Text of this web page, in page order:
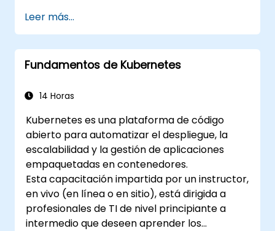
la salud y el rendimiento del clúster.
Implementar estrategias de alertas para
resolver problemas de forma proactiva.
Aplicar las mejores prácticas para
entornos de Kubernetes.
Leer más...
Fundamentos de Kubernetes
14 Horas
Kubernetes es una plataforma de código
abierto para automatizar el despliegue, la
escalabilidad y la gestión de aplicaciones
empaquetadas en contenedores.
Esta capacitación impartida por un instructor,
en vivo (en línea o en sitio), está dirigida a
profesionales de TI de nivel principiante a
intermedio que deseen aprender los